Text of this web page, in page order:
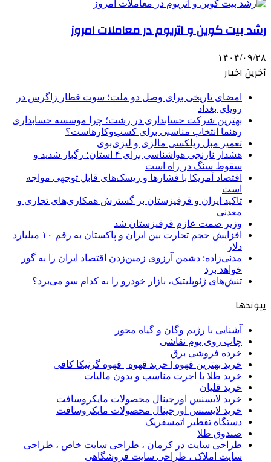
رشد بیت کوین و اتریوم در معاملات امروز
۱۴۰۴/۰۹/۲۸
آخرین اخبار
امضای تاریخی برای وصل دو ملت؛ سوت قطار زاگرس در
رویای بغداد
بهترین شرکت حسابداری در رشت؛ چرا موسسه حسابداری
رهنما انتخاب مناسبی برای کسب‌وکارهاست؟
تعمیر مبل ریلکسی مالزی و لیزی‌بوی
هشدار نارنجی هواشناسی برای ۴ استان؛ رگبار شدید و
سقوط سنگ در راه است
اقتصاد آمریکا با فشارها و ریسک‌های قابل توجهی مواجه
است
تاکید ایران و قرقیزستان بر گسترش همکاری‌های تجاری و
معدنی
وزیر صمت عازم قرقیزستان شد
افزایش حجم تجارت بین ایران و پاکستان به رقم ۱۰ میلیارد
دلار
مدنی‌زاده: دشمن آرزوی زمین‌زدن اقتصاد ایران را به گور
خواهد برد
تنش‌های ژئوپلیتیک، بازار خودرو را به کدام سو می‌برد؟
پیوندها
آشنایی با رژیم وگان و گیاه محور
چاپ روی بوم نقاشی
خرده فروشی برق
خرید بهترین قهوه | خرید قهوه | قهوه گرنیکا کافی
خرید طلا با اجرت مناسب و بدون مالیات
خرید قلیان
خرید لایسنس اورجینال محصولات مایکروسافت
خرید لایسنس اورجینال محصولات مایکروسافت
دستگاه تقطیر اتمسفریک
صندوق طلا
طراحی سایت در کرمان ، طراحی سایت خاص ، طراحی
سایت املاک ، طراحی سایت فروشگاهی